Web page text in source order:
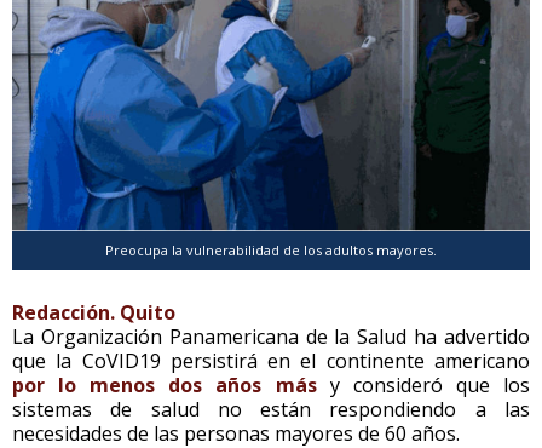
Preocupa la vulnerabilidad de los adultos mayores.
Redacción. Quito
La Organización Panamericana de la Salud ha advertido
que la CoVID19 persistirá en el continente americano
por lo menos dos años másy consideró que los
sistemas de salud no están respondiendo a las
necesidades de las personas mayores de 60 años.